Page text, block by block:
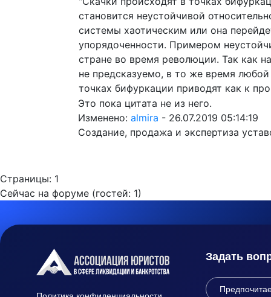
становится неустойчивой
системы хаотическим или она
упорядоченности. Примером
стране во время революции. Так как
не предсказуемо, в то же время
точках бифуркации приводят как к
Это пока цитата не из него.
Изменено: almira - 26.07.2019 05:14:19
Создание, продажа и экспертиза
Страницы: 1
Сейчас на форуме (гостей: 1)
Задать